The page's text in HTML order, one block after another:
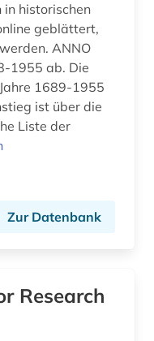
historischen
geblättert,
ANNO
1955 ab. Die
1689-1955
ist über die
Liste der
Zur Datenbank
Research